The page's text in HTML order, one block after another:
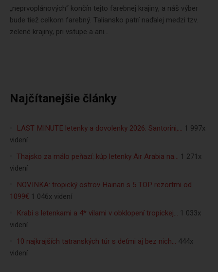
„neprvoplánových“ končín tejto farebnej krajiny, a náš výber
bude tiež celkom farebný. Taliansko patrí naďalej medzi tzv.
zelené krajiny, pri vstupe a ani...
Najčítanejšie články
LAST MINUTE letenky a dovolenky 2026: Santorini,… 1 997x
videní
Thajsko za málo peňazí: kúp letenky Air Arabia na… 1 271x
videní
NOVINKA: tropický ostrov Hainan s 5 TOP rezortmi od
1099€ 1 046x videní
Krabi s letenkami a 4* vilami v obklopení tropickej… 1 033x
videní
10 najkrajších tatranských túr s deťmi aj bez nich… 444x
videní